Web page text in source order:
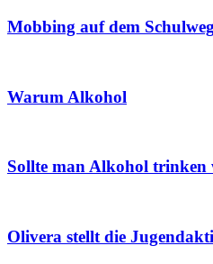
Mobbing auf dem
Warum Alkohol
Sollte man Alkohol
Olivera stellt die